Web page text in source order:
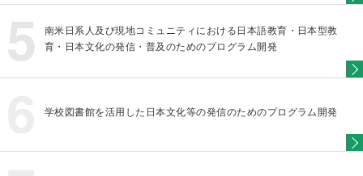
南米日系人及び現地コミュニティにおける日本語教育・日本型教
育・日本文化の発信・普及のためのプログラム開発
学校図書館を活用した日本文化等の発信のためのプログラム開発